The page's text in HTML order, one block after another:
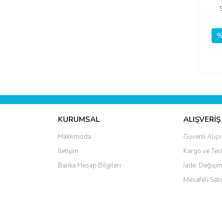
KURUMSAL
Hakkımızda
İletişim
Banka Hesap Bilgileri
ALIŞVERİŞ
Güvenli
Kargo ve
İade,
Mesafeli